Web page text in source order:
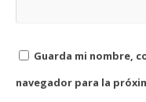
Guarda mi nombre,
navegador para la